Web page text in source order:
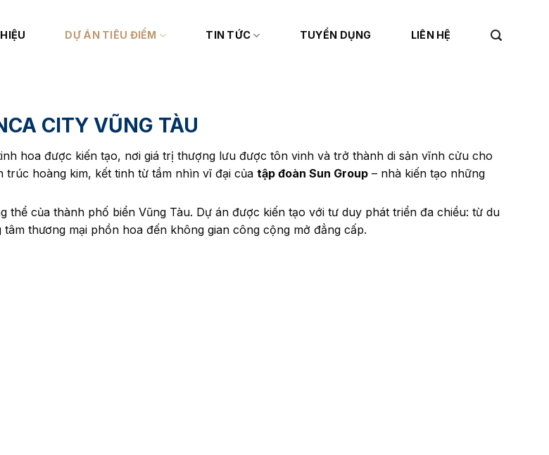
DỰ ÁN TIÊU ĐIỂM TIN TỨC TUYỂN DỤNG LIÊN HỆ
CITY VŨNG TÀU
hoa được kiến tạo, nơi giá trị thượng lưu được tôn vinh và trở thành di sản vĩnh cửu cho
trúc hoàng kim, kết tinh từ tầm nhìn vĩ đại của tập đoàn Sun Group – nhà kiến tạo những
của thành phố biển Vũng Tàu. Dự án được kiến tạo với tư duy phát triển đa chiều: từ du
thương mại phồn hoa đến không gian công cộng mở đẳng cấp.